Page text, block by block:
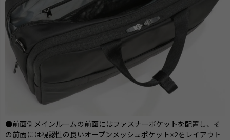
●前面側メインルームの前面にはファスナーポケットを配置し、そ
の前面には視認性の良いオープンメッシュポケット×2をレイアウト